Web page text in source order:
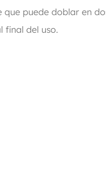
que puede doblar en
final del uso.